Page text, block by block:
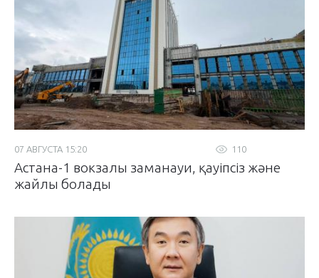
110
07 АВГУСТА 15:20
Астана-1 вокзалы заманауи, қауіпсіз және
жайлы болады